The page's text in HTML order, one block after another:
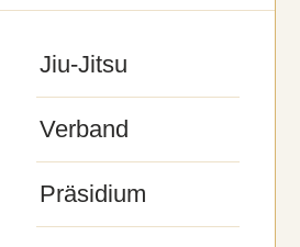
Jiu-Jitsu
Verband
Präsidium